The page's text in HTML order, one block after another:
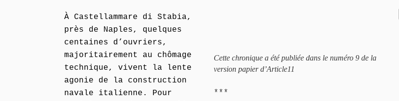
À Castellammare di Stabia,
près de Naples, quelques
centaines d’ouvriers,
majoritairement au chômage
technique, vivent la lente
agonie de la construction
navale italienne. Pour
Cette chronique a été publiée dans le numéro 9 de la
version papier d’Article11
***